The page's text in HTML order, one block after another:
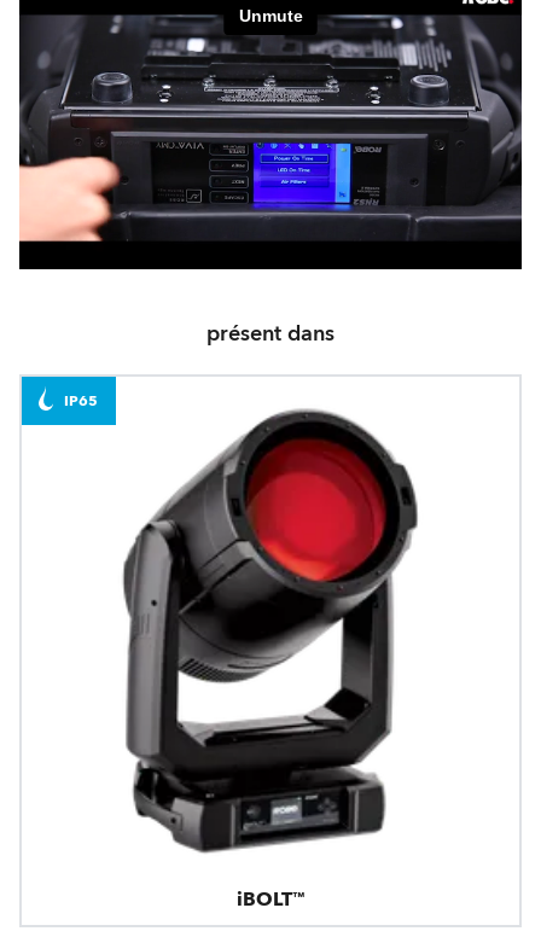
présent dans
iBOLT™
IP65